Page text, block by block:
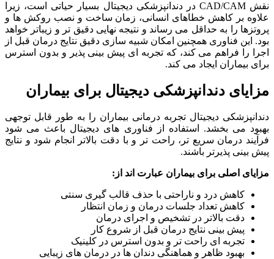
نقش CAD/CAM در دندانپزشکی دیجیتال بسیار حیاتی است، زیرا
علاوه بر کاهش خطاهای انسانی، زمان ساخت و نصب روکش ها و
پروتزها را به حداقل می رساند و نتیجه نهایی دقیق تر و زیباتر خواهد
بود. این فناوری همچنین امکان شبیه سازی دقیق نتایج درمان قبل از
اجرا را فراهم می کند، که تجربه ای پیش بینی پذیر و بدون استرس
برای بیماران ایجاد می کند.
مزایای دندانپزشکی دیجیتال برای بیماران
دندانپزشکی دیجیتال تجربه درمانی بیماران را به طور قابل توجهی
بهبود می بخشد. استفاده از فناوری های دیجیتال باعث می شود
فرآیند درمان سریع تر، راحت تر و با دقت بالاتر انجام شود و نتایج
پیش بینی پذیرتر باشند.
مزایای اصلی برای بیماران عبارت اند از :
کاهش درد و ناراحتی با حذف قالب گیری سنتی
کاهش تعداد جلسات درمان و زمان انتظار
دقت بالاتر در تشخیص و اجرای درمان
پیش بینی نتایج درمان قبل از شروع کار
تجربه ای راحت تر و بدون استرس در کلینیک
بهبود ظاهر و هماهنگی دندان ها در درمان های زیبایی